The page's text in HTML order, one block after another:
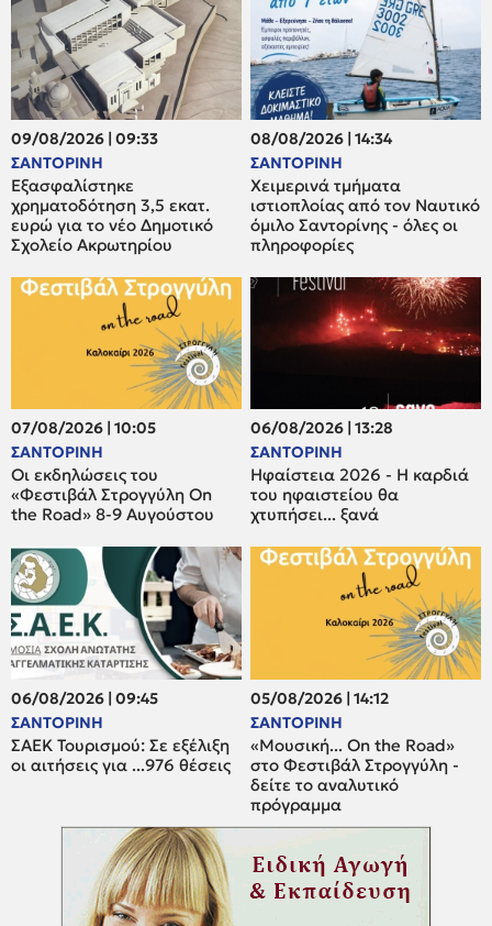
09/08/2026 | 09:33
ΣΑΝΤΟΡΙΝΗ
Εξασφαλίστηκε
χρηματοδότηση 3,5 εκατ.
ευρώ για το νέο Δημοτικό
Σχολείο Ακρωτηρίου
08/08/2026 | 14:34
ΣΑΝΤΟΡΙΝΗ
Χειμερινά τμήματα
ιστιοπλοίας από τον Ναυτικό
όμιλο Σαντορίνης - όλες οι
πληροφορίες
07/08/2026 | 10:05
ΣΑΝΤΟΡΙΝΗ
Οι εκδηλώσεις του
«Φεστιβάλ Στρογγύλη On
the Road» 8-9 Αυγούστου
06/08/2026 | 13:28
ΣΑΝΤΟΡΙΝΗ
Ηφαίστεια 2026 - Η καρδιά
του ηφαιστείου θα
χτυπήσει... ξανά
06/08/2026 | 09:45
ΣΑΝΤΟΡΙΝΗ
ΣΑΕΚ Τουρισμού: Σε εξέλιξη
οι αιτήσεις για ...976 θέσεις
05/08/2026 | 14:12
ΣΑΝΤΟΡΙΝΗ
«Μουσική... On the Road»
στο Φεστιβάλ Στρογγύλη -
δείτε το αναλυτικό
πρόγραμμα